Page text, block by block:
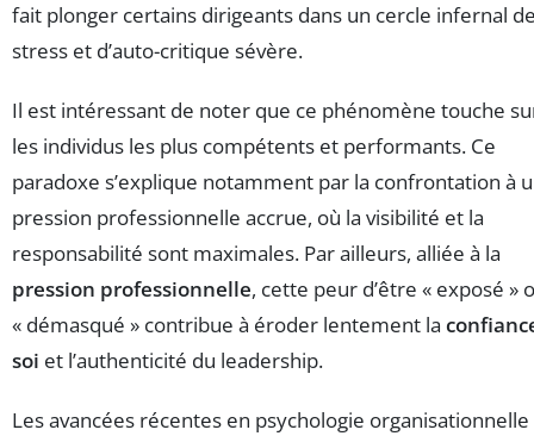
fait plonger certains dirigeants dans un cercle infernal
stress et d’auto-critique sévère.
Il est intéressant de noter que ce phénomène touche
les individus les plus compétents et performants. Ce
paradoxe s’explique notamment par la confrontation à
pression professionnelle accrue, où la visibilité et la
responsabilité sont maximales. Par ailleurs, alliée à la
pression professionnelle, cette peur d’être « exposé »
« démasqué » contribue à éroder lentement la
soi et l’authenticité du leadership.
Les avancées récentes en psychologie